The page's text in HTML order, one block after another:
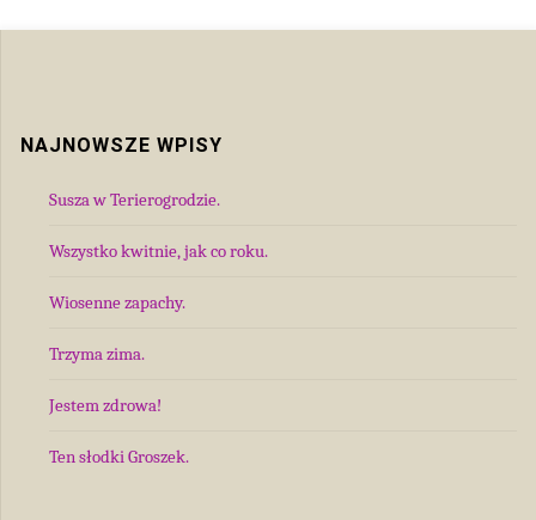
NAJNOWSZE WPISY
Susza w Terierogrodzie.
Wszystko kwitnie, jak co roku.
Wiosenne zapachy.
Trzyma zima.
Jestem zdrowa!
Ten słodki Groszek.